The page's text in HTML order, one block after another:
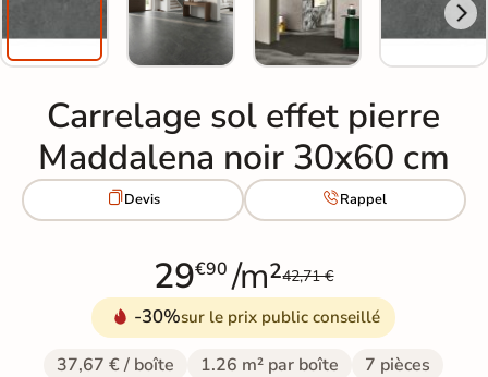
Carrelage sol effet pierre
Maddalena noir 30x60 cm
Devis Rappel
29€90 /m²42,71 €
-30%sur le prix public conseillé
37,67 € / boîte 1.26 m² par boîte 7 pièces